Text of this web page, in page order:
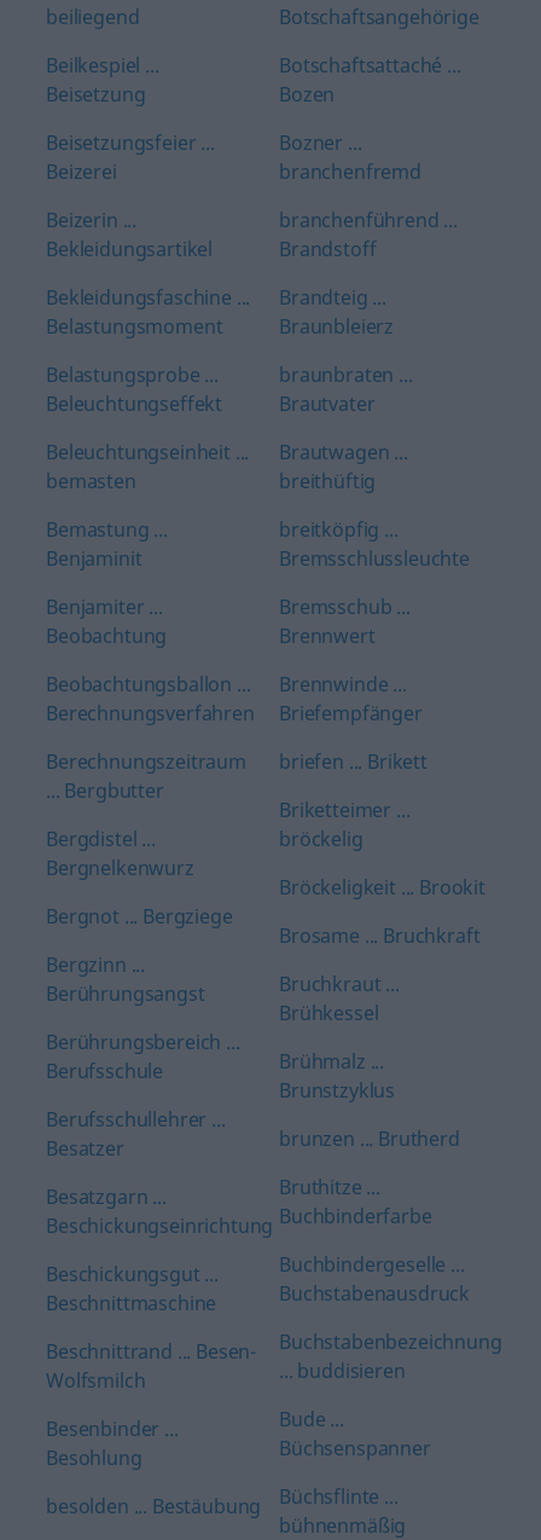
beiliegend
Beilkespiel ...
Beisetzung
Beisetzungsfeier ...
Beizerei
Beizerin ...
Bekleidungsartikel
Bekleidungsfaschine ...
Belastungsmoment
Belastungsprobe ...
Beleuchtungseffekt
Beleuchtungseinheit ...
bemasten
Bemastung ...
Benjaminit
Benjamiter ...
Beobachtung
Beobachtungsballon ...
Berechnungsverfahren
Berechnungszeitraum
... Bergbutter
Bergdistel ...
Bergnelkenwurz
Bergnot ... Bergziege
Bergzinn ...
Berührungsangst
Berührungsbereich ...
Berufsschule
Berufsschullehrer ...
Besatzer
Besatzgarn ...
Beschickungseinrichtung
Beschickungsgut ...
Beschnittmaschine
Beschnittrand ... Besen-
Wolfsmilch
Besenbinder ...
Besohlung
besolden ... Bestäubung
Botschaftsangehörige
Botschaftsattaché ...
Bozen
Bozner ...
branchenfremd
branchenführend ...
Brandstoff
Brandteig ...
Braunbleierz
braunbraten ...
Brautvater
Brautwagen ...
breithüftig
breitköpfig ...
Bremsschlussleuchte
Bremsschub ...
Brennwert
Brennwinde ...
Briefempfänger
briefen ... Brikett
Briketteimer ...
bröckelig
Bröckeligkeit ... Brookit
Brosame ... Bruchkraft
Bruchkraut ...
Brühkessel
Brühmalz ...
Brunstzyklus
brunzen ... Brutherd
Bruthitze ...
Buchbinderfarbe
Buchbindergeselle ...
Buchstabenausdruck
Buchstabenbezeichnung
... buddisieren
Bude ...
Büchsenspanner
Büchsflinte ...
bühnenmäßig